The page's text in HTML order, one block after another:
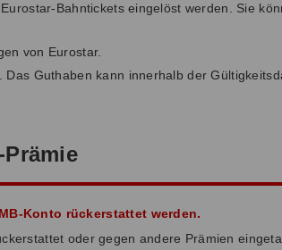
Bahntickets eingelöst werden. Sie
von Eurostar.
Guthaben kann innerhalb der
Konto rückerstattet werden.
oder gegen andere Prämien